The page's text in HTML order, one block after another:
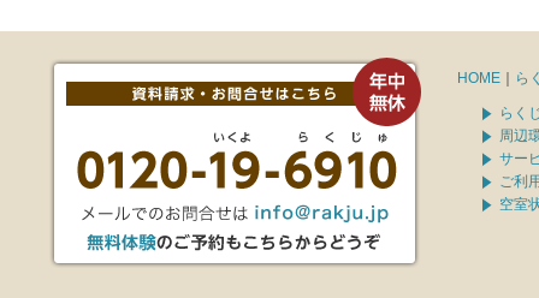
HOME ら
らく
周辺
サー
ご利
空室